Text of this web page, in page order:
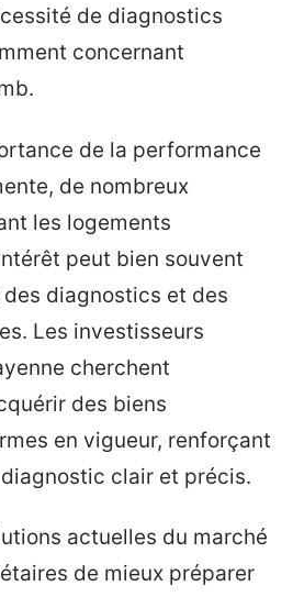
de diagnostics
concernant
de la performance
de nombreux
les logements
peut bien souvent
diagnostics et des
Les investisseurs
cherchent
des biens
en vigueur, renforçant
diagnostic clair et précis.
actuelles du marché
de mieux préparer